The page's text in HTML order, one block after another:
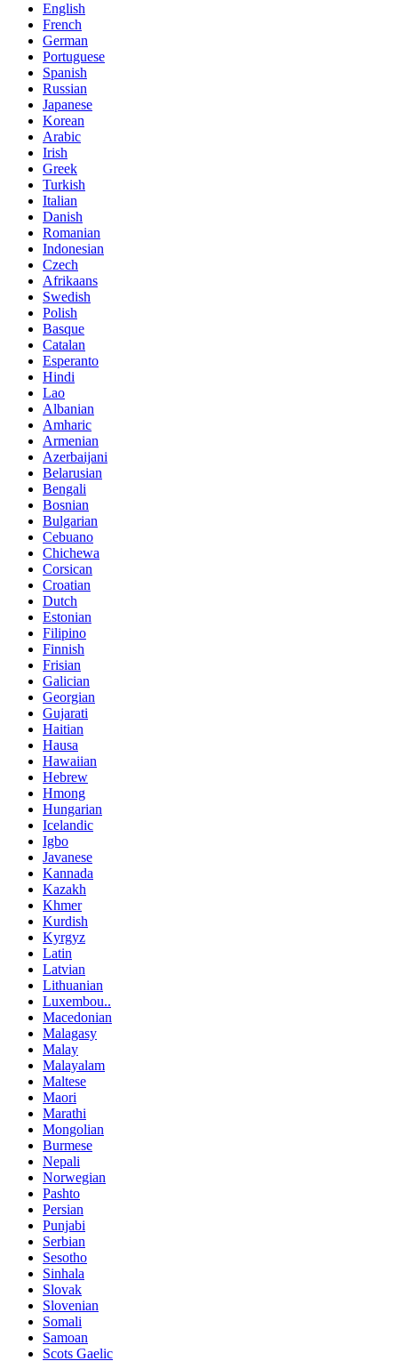
English
French
German
Portuguese
Spanish
Russian
Japanese
Korean
Arabic
Irish
Greek
Turkish
Italian
Danish
Romanian
Indonesian
Czech
Afrikaans
Swedish
Polish
Basque
Catalan
Esperanto
Hindi
Lao
Albanian
Amharic
Armenian
Azerbaijani
Belarusian
Bengali
Bosnian
Bulgarian
Cebuano
Chichewa
Corsican
Croatian
Dutch
Estonian
Filipino
Finnish
Frisian
Galician
Georgian
Gujarati
Haitian
Hausa
Hawaiian
Hebrew
Hmong
Hungarian
Icelandic
Igbo
Javanese
Kannada
Kazakh
Khmer
Kurdish
Kyrgyz
Latin
Latvian
Lithuanian
Luxembou..
Macedonian
Malagasy
Malay
Malayalam
Maltese
Maori
Marathi
Mongolian
Burmese
Nepali
Norwegian
Pashto
Persian
Punjabi
Serbian
Sesotho
Sinhala
Slovak
Slovenian
Somali
Samoan
Scots Gaelic